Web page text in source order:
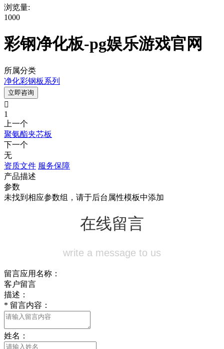
浏览量:
1000
彩钢净化板-pg娱乐游戏官网
所属分类
净化彩钢板系列
立即咨询

1
上一个
聚氨酯夹芯板
下一个
无
资质文件 服务保障
产品描述
参数
未找到相应参数组，请于后台属性模板中添加
在线留言
write a message to us
留言应用名称：
客户留言
描述：
* 留言内容：
姓名：